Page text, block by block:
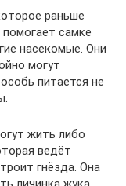
раньше
самке
насекомые. Они
могут
питается не
жить либо
ведёт
гнёзда. Она